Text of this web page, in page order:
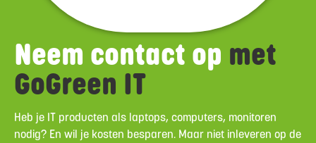
Neem contact op met
GoGreen IT
Heb je IT producten als laptops, computers, monitoren
nodig? En wil je kosten besparen. Maar niet inleveren op de